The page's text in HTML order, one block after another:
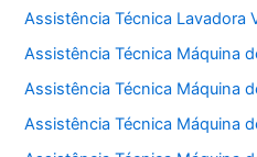
Assistência Técnica Lavadora
Assistência Técnica Máquina
Assistência Técnica Máquina
Assistência Técnica Máquina